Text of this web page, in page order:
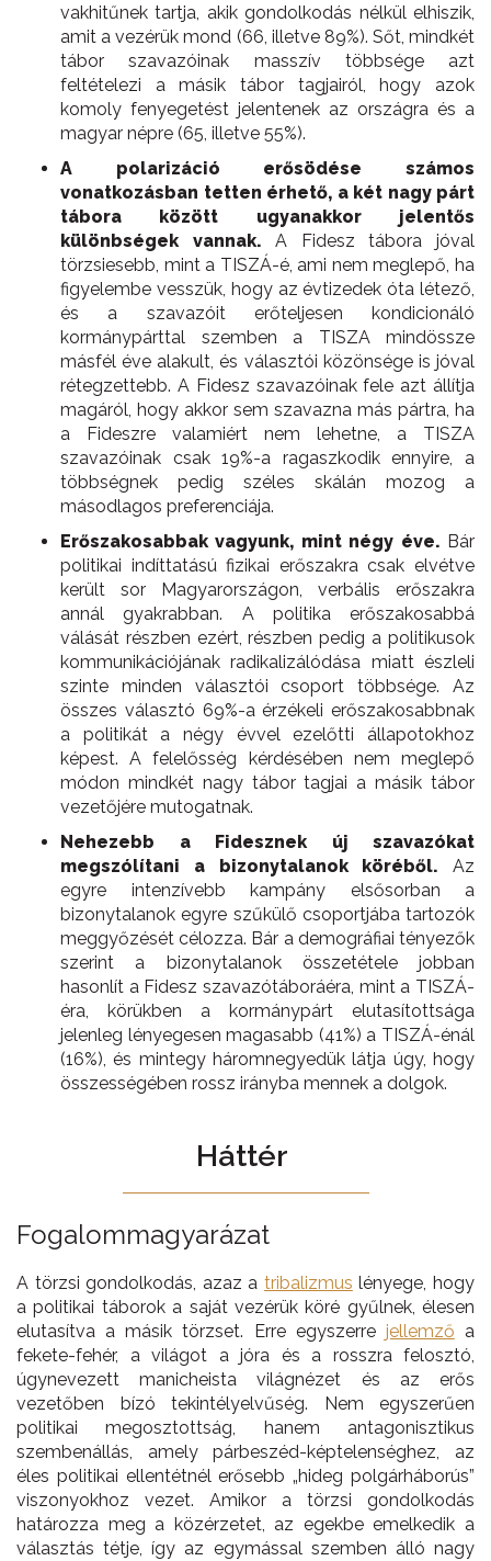
vakhitűnek tartja, akik gondolkodás nélkül elhiszik,
amit a vezérük mond (66, illetve 89%). Sőt, mindkét
tábor szavazóinak masszív többsége azt
feltételezi a másik tábor tagjairól, hogy azok
komoly fenyegetést jelentenek az országra és a
magyar népre (65, illetve 55%).
A polarizáció erősödése számos
vonatkozásban tetten érhető, a két nagy párt
tábora között ugyanakkor jelentős
különbségek vannak.A Fidesz tábora jóval
törzsiesebb, mint a TISZÁ-é, ami nem meglepő, ha
figyelembe vesszük, hogy az évtizedek óta létező,
és a szavazóit erőteljesen kondicionáló
kormánypárttal szemben a TISZA mindössze
másfél éve alakult, és választói közönsége is jóval
rétegzettebb. A Fidesz szavazóinak fele azt állítja
magáról, hogy akkor sem szavazna más pártra, ha
a Fideszre valamiért nem lehetne, a TISZA
szavazóinak csak 19%-a ragaszkodik ennyire, a
többségnek pedig széles skálán mozog a
másodlagos preferenciája.
Erőszakosabbak vagyunk, mint négy éve. Bár
politikai indíttatású fizikai erőszakra csak elvétve
került sor Magyarországon, verbális erőszakra
annál gyakrabban. A politika erőszakosabbá
válását részben ezért, részben pedig a politikusok
kommunikációjának radikalizálódása miatt észleli
szinte minden választói csoport többsége. Az
összes választó 69%-a érzékeli erőszakosabbnak
a politikát a négy évvel ezelőtti állapotokhoz
képest. A felelősség kérdésében nem meglepő
módon mindkét nagy tábor tagjai a másik tábor
vezetőjére mutogatnak.
Nehezebb a Fidesznek új szavazókat
megszólítani a bizonytalanok köréből. Az
egyre intenzívebb kampány elsősorban a
bizonytalanok egyre szűkülő csoportjába tartozók
meggyőzését célozza. Bár a demográfiai tényezők
szerint a bizonytalanok összetétele jobban
hasonlít a Fidesz szavazótáboráéra, mint a TISZÁ-
éra, körükben a kormánypárt elutasítottsága
jelenleg lényegesen magasabb (41%) a TISZÁ-énál
(16%), és mintegy háromnegyedük látja úgy, hogy
összességében rossz irányba mennek a dolgok.
Háttér
Fogalommagyarázat
A törzsi gondolkodás, azaz a tribalizmus lényege, hogy
a politikai táborok a saját vezérük köré gyűlnek, élesen
elutasítva a másik törzset. Erre egyszerre jellemző a
fekete-fehér, a világot a jóra és a rosszra felosztó,
úgynevezett manicheista világnézet és az erős
vezetőben bízó tekintélyelvűség. Nem egyszerűen
politikai megosztottság, hanem antagonisztikus
szembenállás, amely párbeszéd-képtelenséghez, az
éles politikai ellentétnél erősebb „hideg polgárháborús”
viszonyokhoz vezet. Amikor a törzsi gondolkodás
határozza meg a közérzetet, az egekbe emelkedik a
választás tétje, így az egymással szemben álló nagy